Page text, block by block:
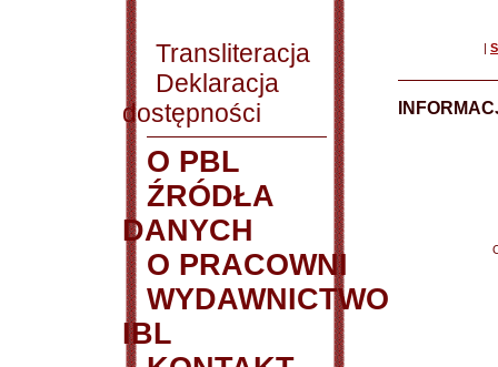
Transliteracja
Deklaracja
dostępności
O PBL
ŹRÓDŁA
DANYCH
O PRACOWNI
WYDAWNICTWO
IBL
|